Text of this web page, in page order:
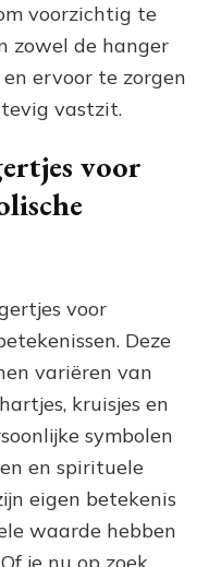
voorzichtig te
zowel de hanger
ervoor te zorgen
vastzit.
voor
voor
Deze
variëren van
kruisjes en
symbolen
en spirituele
eigen betekenis
waarde hebben